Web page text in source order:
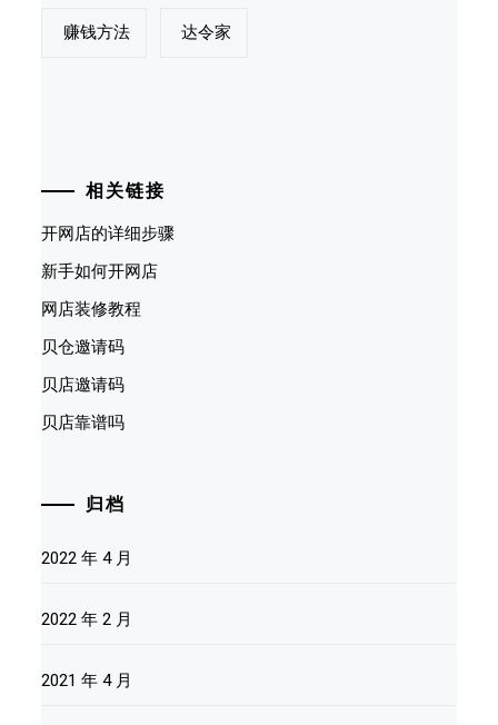
赚钱方法 达令家
相关链接
开网店的详细步骤
新手如何开网店
网店装修教程
贝仓邀请码
贝店邀请码
贝店靠谱吗
归档
2022 年 4 月
2022 年 2 月
2021 年 4 月